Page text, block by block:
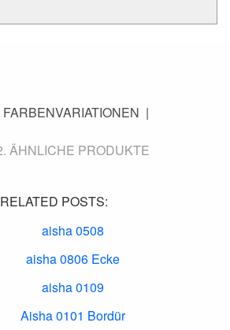
FARBENVARIATIONEN
ÄHNLICHE PRODUKTE
RELATED POSTS:
aisha 0508
aisha 0806 Ecke
aisha 0109
Aisha 0101 Bordür